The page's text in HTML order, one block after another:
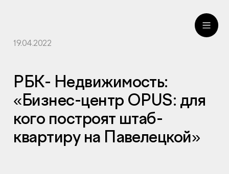
19.04.2022
РБК- Недвижимость:
«Бизнес-центр OPUS: для
кого построят штаб-
квартиру на Павелецкой»